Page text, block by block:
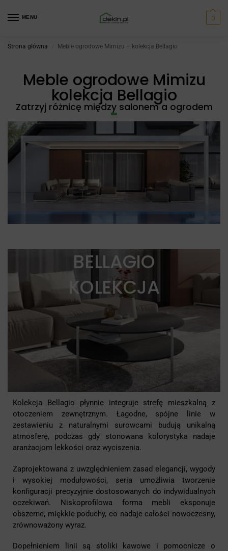
MENU 0
Strona główna Meble ogrodowe Mimizu – kolekcja Bellagio
Meble ogrodowe Mimizu
kolekcja Bellagio
Zatrzyj różnicę między salonem a ogrodem
BELLAGIO
KOLEKCJA
Kolekcja Bellagio płynnie integruje strefę mieszkalną z
otoczeniem zewnętrznym. Łagodne, spójne linie w
zestawieniu z naturalnymi surowcami budują unikalną
atmosferę, podczas gdy stonowana kolorystyka nadaje
aranżacjom lekkości oraz wyciszenia.
Zaprojektowana z uwzględnieniem zasad elegancji, wygody
i wysokiej modułowości, seria umożliwia tworzenie
konfiguracji precyzyjnie dostosowanych do indywidualnych
oczekiwań. Niskoprofilowa forma mebli eksponuje
obszerne, miękkie poduchy, co nadaje całości nowoczesny,
zrównoważony wyraz.
Dopełnieniem linii są stoliki kawowe i pomocnicze o